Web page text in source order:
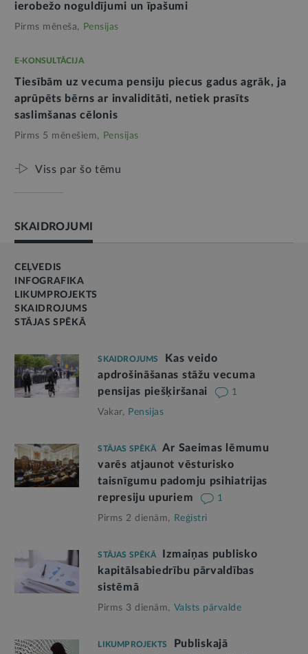
ierobežo noguldījumi un īpašumi
Pirms mēneša, Pensijas
E-KONSULTĀCIJA
Tiesībām uz vecuma pensiju piecus gadus agrāk, ja
aprūpēts bērns ar invaliditāti, netiek prasīts
saslimšanas cēlonis
Pirms 5 mēnešiem, Pensijas
Viss par šo tēmu
SKAIDROJUMI
CEĻVEDIS
INFOGRAFIKA
LIKUMPROJEKTS
SKAIDROJUMS
STĀJAS SPĒKĀ
SKAIDROJUMS
Kas veido
apdrošināšanas stāžu vecuma
pensijas piešķiršanai
1
Vakar, Pensijas
STĀJAS SPĒKĀ
Ar Saeimas lēmumu
varēs atjaunot vēsturisko
taisnīgumu padomju psihiatrijas
represiju upuriem
1
Pirms 2 dienām, Reģistri
STĀJAS SPĒKĀ
Izmaiņas publisko
kapitālsabiedrību pārvaldības
sistēmā
Pirms 3 dienām, Valsts pārvalde
LIKUMPROJEKTS
Publiskajā